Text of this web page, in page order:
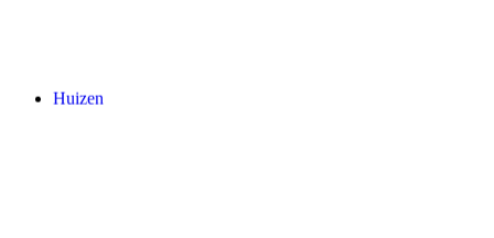
Huizen